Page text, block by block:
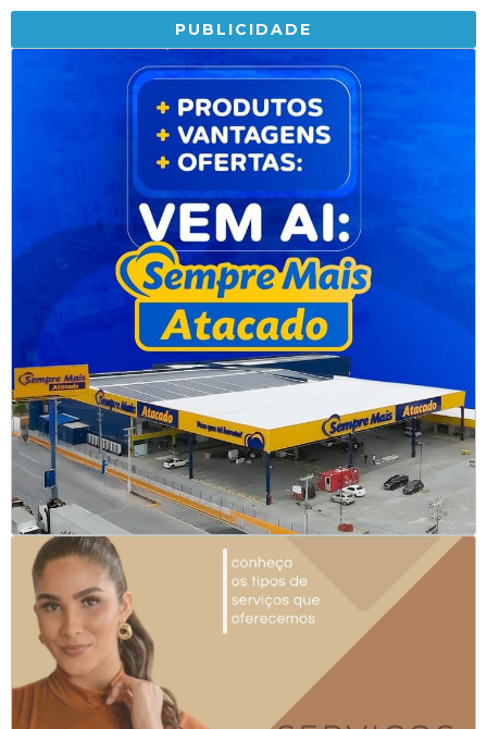
PUBLICIDADE